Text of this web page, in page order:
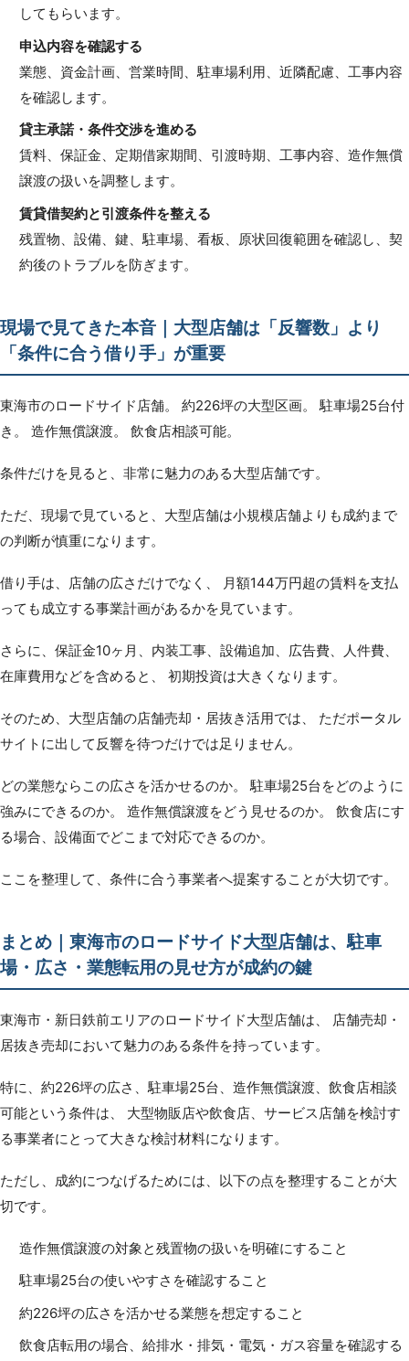
してもらいます。
申込内容を確認する
業態、資金計画、営業時間、駐車場利用、近隣配慮、工事内容
を確認します。
貸主承諾・条件交渉を進める
賃料、保証金、定期借家期間、引渡時期、工事内容、造作無償
譲渡の扱いを調整します。
賃貸借契約と引渡条件を整える
残置物、設備、鍵、駐車場、看板、原状回復範囲を確認し、契
約後のトラブルを防ぎます。
現場で見てきた本音｜大型店舗は「反響数」より
「条件に合う借り手」が重要
東海市のロードサイド店舗。 約226坪の大型区画。 駐車場25台付
き。 造作無償譲渡。 飲食店相談可能。
条件だけを見ると、非常に魅力のある大型店舗です。
ただ、現場で見ていると、大型店舗は小規模店舗よりも成約まで
の判断が慎重になります。
借り手は、店舗の広さだけでなく、 月額144万円超の賃料を支払
っても成立する事業計画があるかを見ています。
さらに、保証金10ヶ月、内装工事、設備追加、広告費、人件費、
在庫費用などを含めると、 初期投資は大きくなります。
そのため、大型店舗の店舗売却・居抜き活用では、 ただポータル
サイトに出して反響を待つだけでは足りません。
どの業態ならこの広さを活かせるのか。 駐車場25台をどのように
強みにできるのか。 造作無償譲渡をどう見せるのか。 飲食店にす
る場合、設備面でどこまで対応できるのか。
ここを整理して、条件に合う事業者へ提案することが大切です。
まとめ｜東海市のロードサイド大型店舗は、駐車
場・広さ・業態転用の見せ方が成約の鍵
東海市・新日鉄前エリアのロードサイド大型店舗は、 店舗売却・
居抜き売却において魅力のある条件を持っています。
特に、約226坪の広さ、駐車場25台、造作無償譲渡、飲食店相談
可能という条件は、 大型物販店や飲食店、サービス店舗を検討す
る事業者にとって大きな検討材料になります。
ただし、成約につなげるためには、以下の点を整理することが大
切です。
造作無償譲渡の対象と残置物の扱いを明確にすること
駐車場25台の使いやすさを確認すること
約226坪の広さを活かせる業態を想定すること
飲食店転用の場合、給排水・排気・電気・ガス容量を確認する